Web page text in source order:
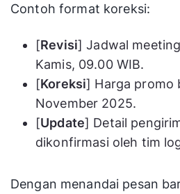
Contoh format koreksi:
[Revisi] Jadwal
Kamis, 09.00 WIB.
[Koreksi] Harga promo
November 2025.
[Update] Detail
dikonfirmasi oleh tim
Dengan menandai pesan